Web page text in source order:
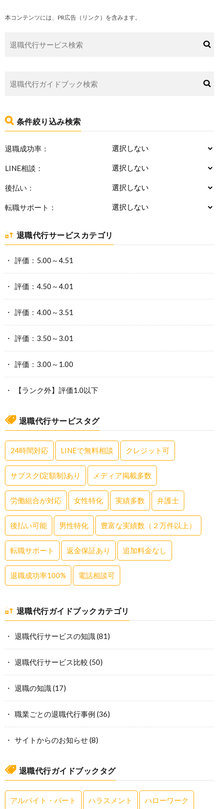
本コンテンツには、PR広告（リンク）を含みます。
条件絞り込み検索
退職成功率：
LINE相談：
後払い：
転職サポート：
退職代行サービスカテゴリ
評価：5.00～4.51
評価：4.50～4.01
評価：4.00～3.51
評価：3.50～3.01
評価：3.00～1.00
【ランク外】評価1.0以下
退職代行サービスタグ
24時間対応 LINEで無料相談 クレジット可
サブスク(定額制)あり メディア掲載多数
労働組合が対応 女性特化 実績多数 弁護士
後払い可能 男性特化 豊富な実績数（２万件以上）
転職サポート 返金保証あり 追加料金なし
退職成功率100% 電話相談可
退職代行ガイドブックカテゴリ
退職代行サービスの知識(81)
退職代行サービス比較 (50)
退職の知識(17)
職業ごとの退職代行事例 (36)
サイトからのお知らせ(8)
退職代行ガイドブックタグ
アルバイト・パート ハラスメント ハローワーク